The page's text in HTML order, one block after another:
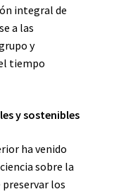
integral de
a las
y
tiempo
y sostenibles
ha venido
sobre la
preservar los